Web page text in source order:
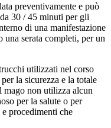
preventivamente e può
30 / 45 minuti per gli
di una manifestazione
serata completi, per un
utilizzati nel corso
la sicurezza e la totale
mago non utilizza alcun
per la salute o per
procedimenti che